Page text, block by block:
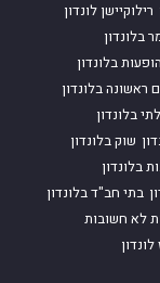
רילוקיישן לונדון
בלונדון
הופעות בלונדון
ראשונה בלונדון
בלונדון
שוק בלונדון
בלונדון
בתי חב"ד בלונדון
לא חשובות